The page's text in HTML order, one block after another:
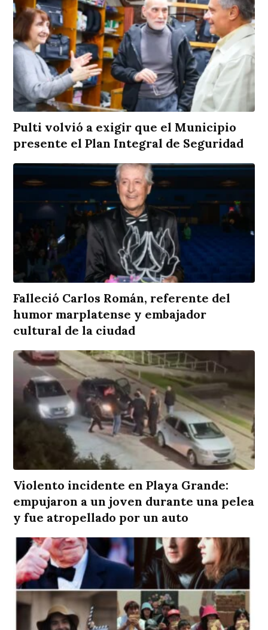
Pulti volvió a exigir que el Municipio
presente el Plan Integral de Seguridad
Falleció Carlos Román, referente del
humor marplatense y embajador
cultural de la ciudad
Violento incidente en Playa Grande:
empujaron a un joven durante una pelea
y fue atropellado por un auto